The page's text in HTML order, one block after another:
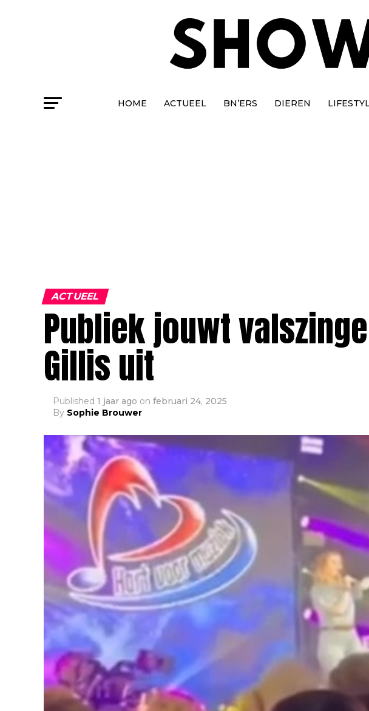
HOME ACTUEEL BN’ERS DIEREN
ACTUEEL
Publiek jouwt
Gillis uit
Published 1 jaar ago on februari 24, 2025
By Sophie Brouwer